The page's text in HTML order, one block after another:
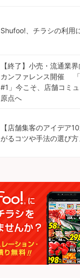
Shufoo!、チラシの利用
【終了】小売・流通業
カンファレンス開催
#1」今こそ、店舗コミ
原点へ
【店舗集客のアイデア
がるコツや手法の選び